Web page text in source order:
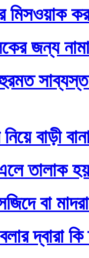
জন্য
বাড়ী
তালাক
বা
দ্বারা